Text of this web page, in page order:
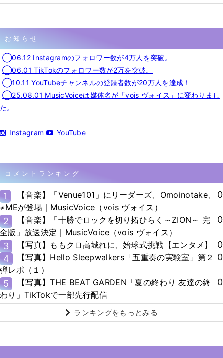
お知らせ
◯06.12 Instagramのフォロワー数が4万人を突破。
◯06.01 TikTokのフォロワー数が2万を突破。
◯10.11 YouTubeチャンネルの登録者数が20万人を達成！
◯25.08.01 MusicVoiceは媒体名が「vois ヴォイス」に変わりまし
た。
Instagram YouTube
コメントランキング
1
【音楽】「Venue101」にリーダーズ、Omoinotake、
≠MEが登場｜MusicVoice（vois ヴォイス）
0
2
【音楽】「十勝でロックを切り拓ひらく～ZION～ 完
全版」放送決定｜MusicVoice（vois ヴォイス）
0
3 【写真】ももクロ高城れに、始球式挑戦【エンタメ】
0
4
【写真】Hello Sleepwalkers「五重奏の実験室」第２
弾レポ（１）
0
5
【写真】THE BEAT GARDEN「夏の終わり 友達の終
わり」TikTokで一部先行配信
0
ランキングをもっとみる